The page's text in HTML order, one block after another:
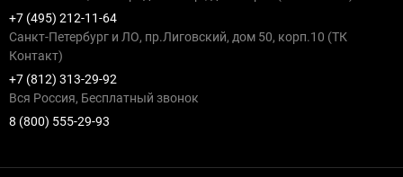
+7 (495) 212-11-64
Санкт-Петербург и ЛО, пр.Лиговский, дом 50, корп.10 (ТК
Контакт)
+7 (812) 313-29-92
Вся Россия, Бесплатный звонок
8 (800) 555-29-93